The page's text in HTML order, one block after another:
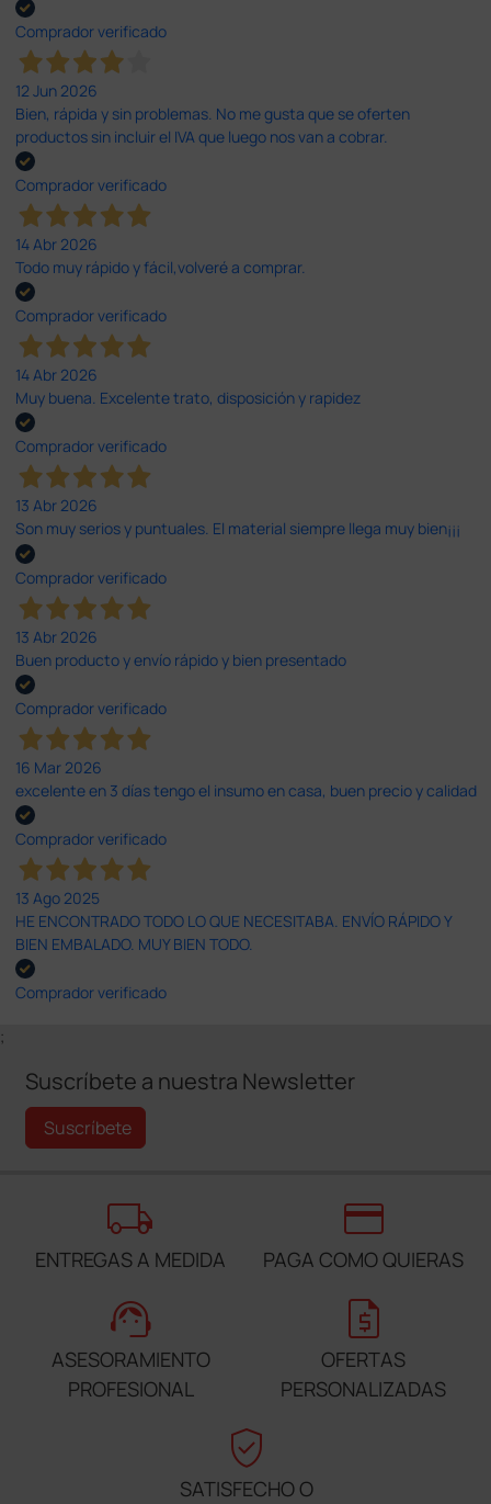
Comprador verificado
12 Jun 2026
Bien, rápida y sin problemas. No me gusta que se oferten
productos sin incluir el IVA que luego nos van a cobrar.
Comprador verificado
14 Abr 2026
Todo muy rápido y fácil,volveré a comprar.
Comprador verificado
14 Abr 2026
Muy buena. Excelente trato, disposición y rapidez
Comprador verificado
13 Abr 2026
Son muy serios y puntuales. El material siempre llega muy bien¡¡¡
Comprador verificado
13 Abr 2026
Buen producto y envío rápido y bien presentado
Comprador verificado
16 Mar 2026
excelente en 3 días tengo el insumo en casa, buen precio y calidad
Comprador verificado
13 Ago 2025
HE ENCONTRADO TODO LO QUE NECESITABA. ENVÍO RÁPIDO Y
BIEN EMBALADO. MUY BIEN TODO.
Comprador verificado
;
Suscríbete a nuestra Newsletter
Suscríbete
local_shipping
ENTREGAS A MEDIDA
credit_card
PAGA COMO QUIERAS
support_agent
ASESORAMIENTO
PROFESIONAL
request_quote
OFERTAS
PERSONALIZADAS
verified_user
SATISFECHO O